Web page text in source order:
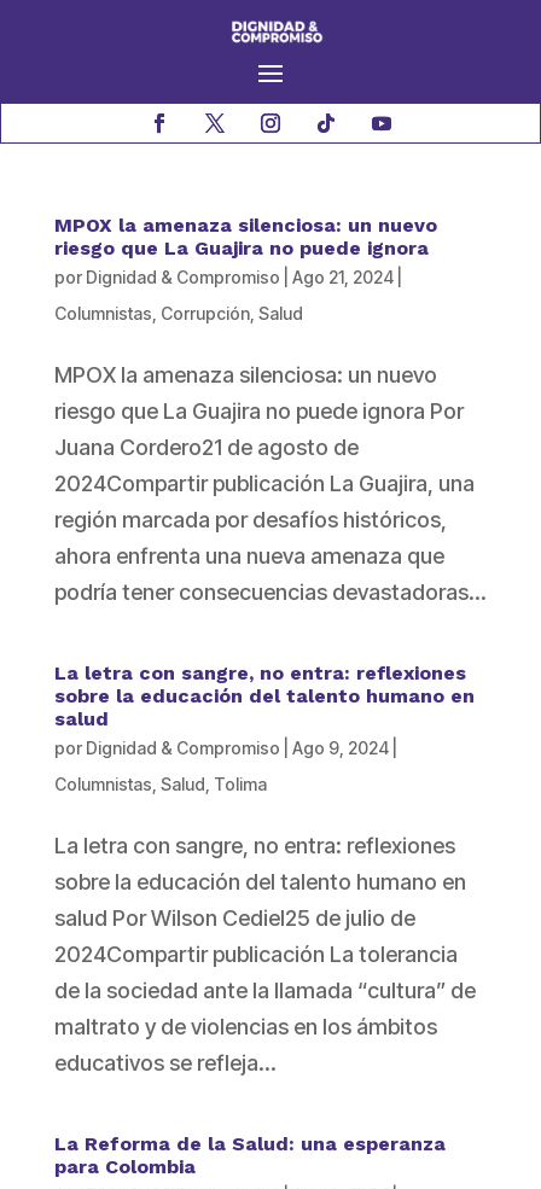
MPOX la amenaza silenciosa: un nuevo
riesgo que La Guajira no puede ignora
por Dignidad & Compromiso Ago 21, 2024|
Columnistas Corrupción, Salud
MPOX la amenaza silenciosa: un nuevo
riesgo que La Guajira no puede ignora Por
Juana Cordero21 de agosto de
2024Compartir publicación La Guajira, una
región marcada por desafíos históricos,
ahora enfrenta una nueva amenaza que
podría tener consecuencias devastadoras...
La letra con sangre, no entra: reflexiones
sobre la educación del talento humano en
salud
por Dignidad & Compromiso Ago 9, 2024|
Columnistas Salud Tolima
La letra con sangre, no entra: reflexiones
sobre la educación del talento humano en
salud Por Wilson Cediel25 de julio de
2024Compartir publicación La tolerancia
de la sociedad ante la llamada “cultura” de
maltrato y de violencias en los ámbitos
educativos se refleja...
La Reforma de la Salud: una esperanza
para Colombia